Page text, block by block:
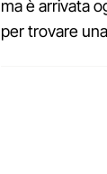
ma è arrivata
per trovare